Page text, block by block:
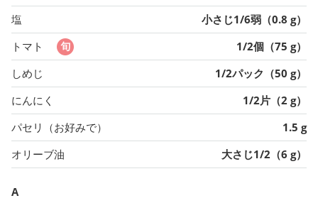
塩
小さじ1/6弱（0.8 g）
トマト
1/2個（75 g）
しめじ
1/2パック（50 g）
にんにく
1/2片（2 g）
パセリ（お好みで）
1.5 g
オリーブ油
大さじ1/2（6 g）
A